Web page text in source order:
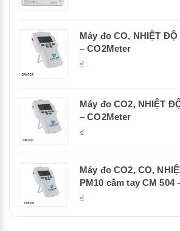
Máy đo CO, NHIỆT
– CO2Meter
₫
Máy đo CO2, NHIỆT
– CO2Meter
₫
Máy đo CO2, CO,
PM10 cầm tay CM 504
₫